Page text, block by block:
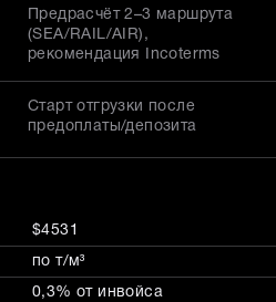
Предрасчёт 2–3 маршрута
(SEA/RAIL/AIR),
рекомендация Incoterms
Старт отгрузки после
предоплаты/депозита
$4531
по т/м³
0,3% от инвойса